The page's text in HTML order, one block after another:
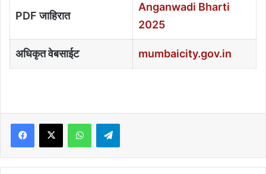
PDF जाहिरात
Anganwadi Bharti
2025
अधिकृत वेबसाईट mumbaicity.gov.in
Facebook
X WhatsAppTelegram